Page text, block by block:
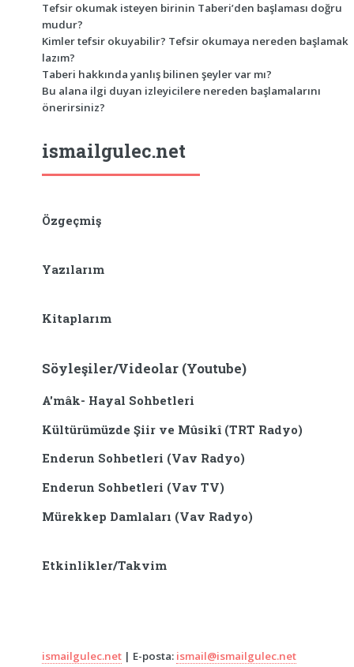
Tefsir okumak isteyen birinin Taberi’den başlaması doğru
mudur?
Kimler tefsir okuyabilir? Tefsir okumaya nereden başlamak
lazım?
Taberi hakkında yanlış bilinen şeyler var mı?
Bu alana ilgi duyan izleyicilere nereden başlamalarını
önerirsiniz?
ismailgulec.net
Özgeçmiş
Yazılarım
Kitaplarım
Söyleşiler/Videolar (Youtube)
A'mâk- Hayal Sohbetleri
Kültürümüzde Şiir ve Mûsikî (TRT Radyo)
Enderun Sohbetleri (Vav Radyo)
Enderun Sohbetleri (Vav TV)
Mürekkep Damlaları (Vav Radyo)
Etkinlikler/Takvim
ismailgulec.net | E-posta: ismail@ismailgulec.net